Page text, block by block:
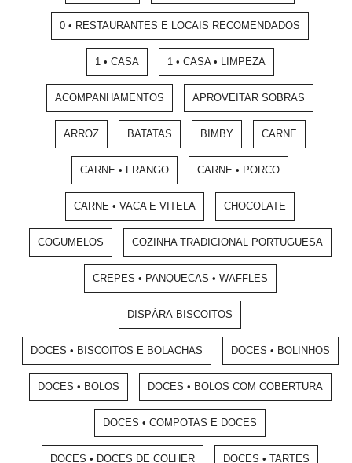
0 • RESTAURANTES E LOCAIS RECOMENDADOS
1 • CASA 1 • CASA • LIMPEZA
ACOMPANHAMENTOS APROVEITAR SOBRAS
ARROZ BATATAS BIMBY CARNE
CARNE • FRANGO CARNE • PORCO
CARNE • VACA E VITELA CHOCOLATE
COGUMELOS COZINHA TRADICIONAL PORTUGUESA
CREPES • PANQUECAS • WAFFLES
DISPÁRA-BISCOITOS
DOCES • BISCOITOS E BOLACHAS DOCES • BOLINHOS
DOCES • BOLOS DOCES • BOLOS COM COBERTURA
DOCES • COMPOTAS E DOCES
DOCES • DOCES DE COLHER DOCES • TARTES